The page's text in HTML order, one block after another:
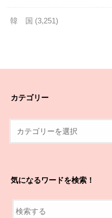
韓 国 (3,251)
カテゴリー
気になるワードを検索！